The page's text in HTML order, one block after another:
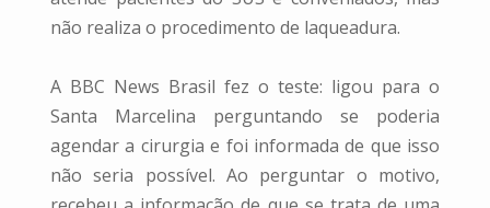
não realiza o procedimento de laqueadura.
A BBC News Brasil fez o teste: ligou para o
Santa Marcelina perguntando se poderia
agendar a cirurgia e foi informada de que isso
não seria possível. Ao perguntar o motivo,